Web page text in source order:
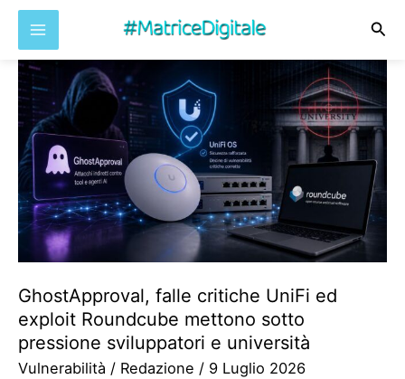
Vai
contenuto
GhostApproval, falle critiche UniFi ed
exploit Roundcube mettono sotto
pressione sviluppatori e università
Vulnerabilità / Redazione / 9 Luglio 2026